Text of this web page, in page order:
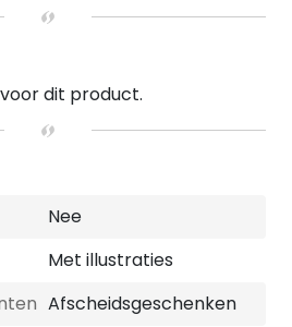
dit product.
Nee
Met illustraties
Afscheidsgeschenken